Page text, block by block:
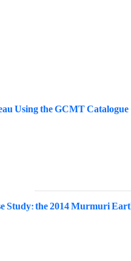
Using the GCMT Catalogue
the 2014 Murmuri